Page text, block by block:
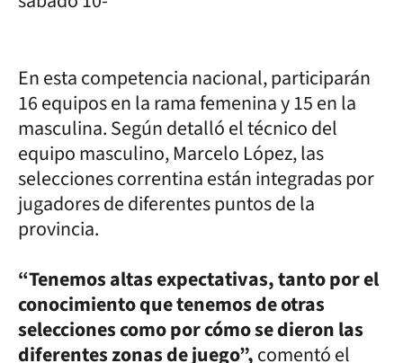
En esta competencia nacional, participarán
16 equipos en la rama femenina y 15 en la
masculina. Según detalló el técnico del
equipo masculino, Marcelo López, las
selecciones correntina están integradas por
jugadores de diferentes puntos de la
provincia.
“Tenemos altas expectativas, tanto por el
conocimiento que tenemos de otras
selecciones como por cómo se dieron las
diferentes zonas de juego”,comentó el